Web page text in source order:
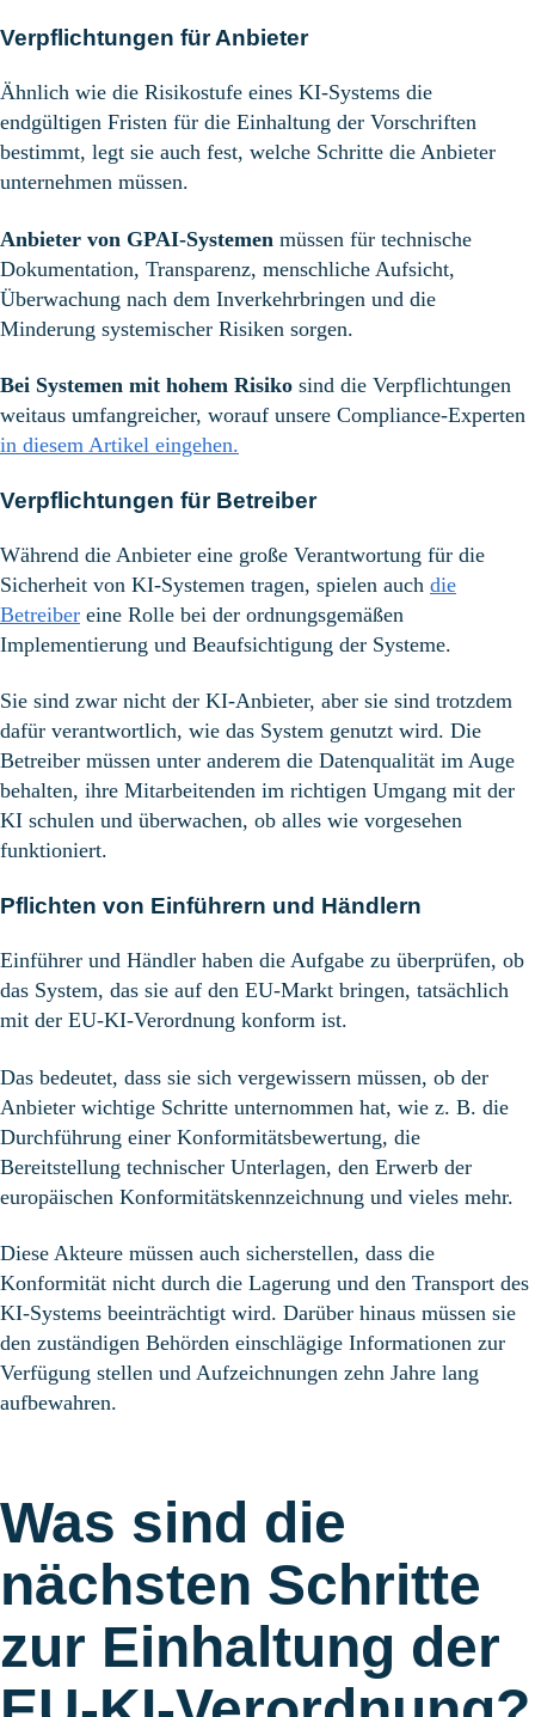
Verpflichtungen für Anbieter
Ähnlich wie die Risikostufe eines KI-Systems die
endgültigen Fristen für die Einhaltung der Vorschriften
bestimmt, legt sie auch fest, welche Schritte die Anbieter
unternehmen müssen.
Anbieter von GPAI-Systemen müssen für technische
Dokumentation, Transparenz, menschliche Aufsicht,
Überwachung nach dem Inverkehrbringen und die
Minderung systemischer Risiken sorgen.
Bei Systemen mit hohem Risiko sind die Verpflichtungen
weitaus umfangreicher, worauf unsere Compliance-Experten
in diesem Artikel eingehen.
Verpflichtungen für Betreiber
Während die Anbieter eine große Verantwortung für die
Sicherheit von KI-Systemen tragen, spielen auch die
Betreiber eine Rolle bei der ordnungsgemäßen
Implementierung und Beaufsichtigung der Systeme.
Sie sind zwar nicht der KI-Anbieter, aber sie sind trotzdem
dafür verantwortlich, wie das System genutzt wird. Die
Betreiber müssen unter anderem die Datenqualität im Auge
behalten, ihre Mitarbeitenden im richtigen Umgang mit der
KI schulen und überwachen, ob alles wie vorgesehen
funktioniert.
Pflichten von Einführern und Händlern
Einführer und Händler haben die Aufgabe zu überprüfen, ob
das System, das sie auf den EU-Markt bringen, tatsächlich
mit der EU-KI-Verordnung konform ist.
Das bedeutet, dass sie sich vergewissern müssen, ob der
Anbieter wichtige Schritte unternommen hat, wie z. B. die
Durchführung einer Konformitätsbewertung, die
Bereitstellung technischer Unterlagen, den Erwerb der
europäischen Konformitätskennzeichnung und vieles mehr.
Diese Akteure müssen auch sicherstellen, dass die
Konformität nicht durch die Lagerung und den Transport des
KI-Systems beeinträchtigt wird. Darüber hinaus müssen sie
den zuständigen Behörden einschlägige Informationen zur
Verfügung stellen und Aufzeichnungen zehn Jahre lang
aufbewahren.
Was sind die
nächsten Schritte
zur Einhaltung der